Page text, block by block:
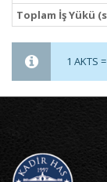
Toplam İş Yükü
1 AKTS